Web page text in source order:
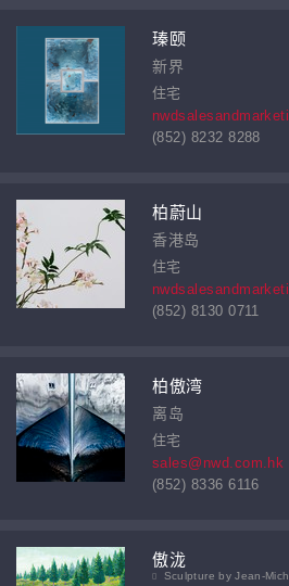
瑧颐
新界
住宅
(852) 8232 8288
柏蔚山
香港岛
住宅
(852) 8130 0711
柏傲湾
离岛
住宅
sales@nwd.com.hk
(852) 8336 6116
傲泷
Sculpture by Jean-